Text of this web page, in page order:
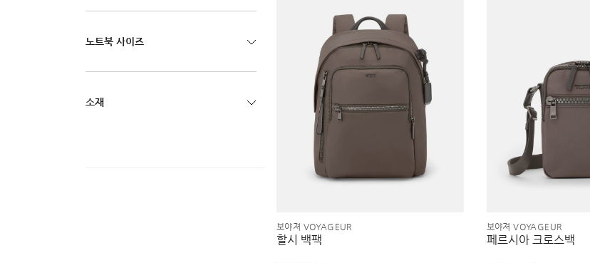
노트북 사이즈
소재
보야져 VOYAGEUR
할시 백팩
보야져 VOYAGEUR
페르시아 크로스백